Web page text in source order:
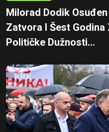
Milorad Dodik Osuđen
Zatvora I Šest Godina
Političke Dužnosti...